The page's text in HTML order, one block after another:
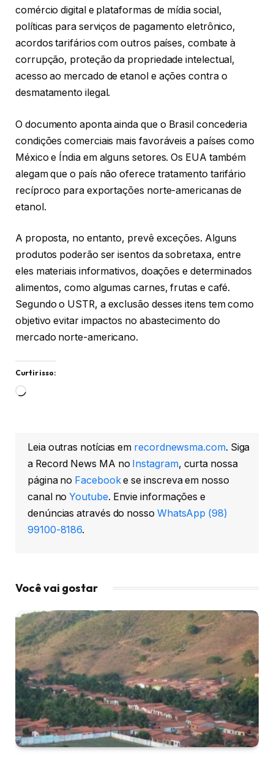
comércio digital e plataformas de mídia social,
políticas para serviços de pagamento eletrônico,
acordos tarifários com outros países, combate à
corrupção, proteção da propriedade intelectual,
acesso ao mercado de etanol e ações contra o
desmatamento ilegal.
O documento aponta ainda que o Brasil concederia
condições comerciais mais favoráveis a países como
México e Índia em alguns setores. Os EUA também
alegam que o país não oferece tratamento tarifário
recíproco para exportações norte-americanas de
etanol.
A proposta, no entanto, prevê exceções. Alguns
produtos poderão ser isentos da sobretaxa, entre
eles materiais informativos, doações e determinados
alimentos, como algumas carnes, frutas e café.
Segundo o USTR, a exclusão desses itens tem como
objetivo evitar impactos no abastecimento do
mercado norte-americano.
Curtir isso:
Carregando...
Leia outras notícias em recordnewsma.com. Siga
a Record News MA no Instagram, curta nossa
página no Facebooke se inscreva em nosso
canal noYoutube. Envie informações e
denúncias através do nosso WhatsApp (98)
99100-8186.
Você vai gostar